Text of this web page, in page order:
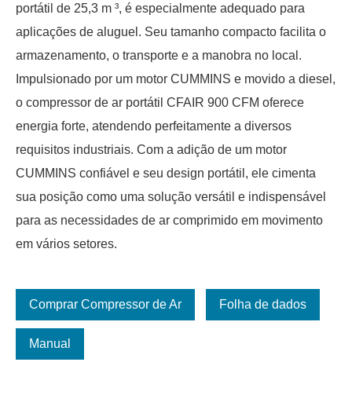
portátil de 25,3 m ³, é especialmente adequado para
aplicações de aluguel. Seu tamanho compacto facilita o
armazenamento, o transporte e a manobra no local.
Impulsionado por um motor CUMMINS e movido a diesel,
o compressor de ar portátil CFAIR 900 CFM oferece
energia forte, atendendo perfeitamente a diversos
requisitos industriais. Com a adição de um motor
CUMMINS confiável e seu design portátil, ele cimenta
sua posição como uma solução versátil e indispensável
para as necessidades de ar comprimido em movimento
em vários setores.
Comprar Compressor de Ar Folha de dados
Manual